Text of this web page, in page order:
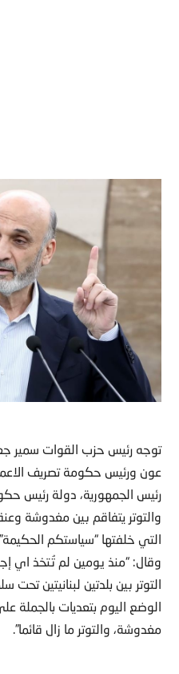
توجه رئيس حزب القوات سمير
عون ورئيس حكومة تصريف
رئيس الجمهورية، دولة رئيس
والتوتر يتفاقم بين مغدوشة
التي خلفتها “سياستكم الحكيمة”.
وقال: “منذ يومين لم تُتخذ اي
التوتر بين بلدتين لبنانيتين
الوضع اليوم بتعديات بالجملة
مغدوشة، والتوتر ما زال قائما”.